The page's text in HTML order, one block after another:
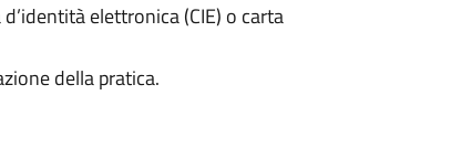
elettronica (CIE) o carta
della pratica.